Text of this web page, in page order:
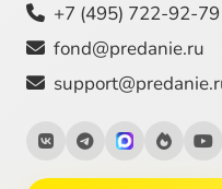
+7 (495) 722-92-79
fond@predanie.ru